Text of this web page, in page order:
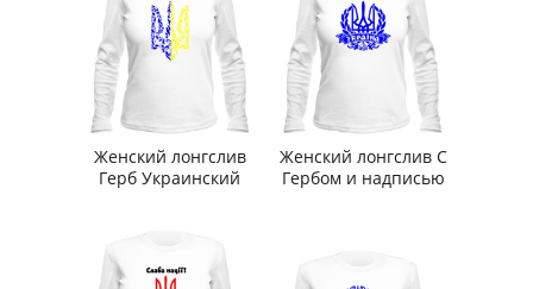
Женский лонгслив
Герб Украинский
Женский лонгслив С
Гербом и надписью